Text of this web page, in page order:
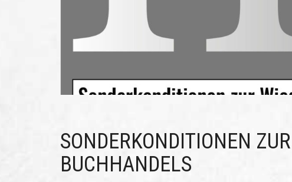
SONDERKONDITIONEN
BUCHHANDELS